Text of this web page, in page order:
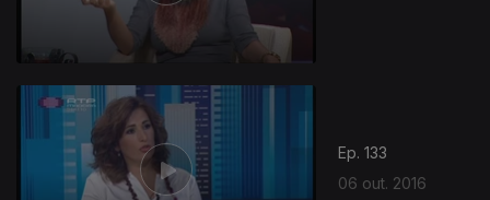
Ep. 133
06 out. 2016
253179